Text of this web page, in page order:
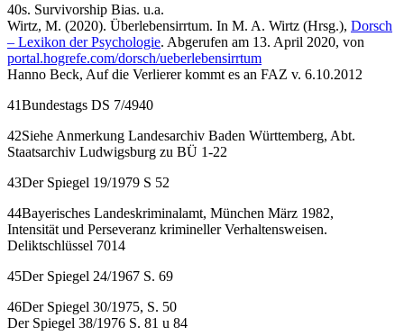
40s. Survivorship Bias. u.a.
Wirtz, M. (2020). Überlebensirrtum. In M. A. Wirtz (Hrsg.), Dorsch
– Lexikon der Psychologie. Abgerufen am 13. April 2020, von
portal.hogrefe.com/dorsch/ueberlebensirrtum
Hanno Beck, Auf die Verlierer kommt es an FAZ v. 6.10.2012
41Bundestags DS 7/4940
42Siehe Anmerkung Landesarchiv Baden Württemberg, Abt.
Staatsarchiv Ludwigsburg zu BÜ 1-22
43Der Spiegel 19/1979 S 52
44Bayerisches Landeskriminalamt, München März 1982,
Intensität und Perseveranz krimineller Verhaltensweisen.
Deliktschlüssel 7014
45Der Spiegel 24/1967 S. 69
46Der Spiegel 30/1975, S. 50
Der Spiegel 38/1976 S. 81 u 84